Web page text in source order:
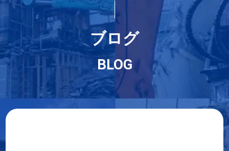
ブログ
BLOG